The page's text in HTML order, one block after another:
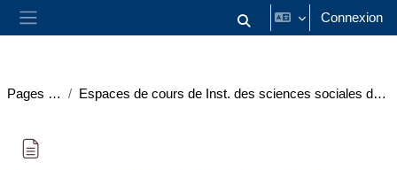
Passer au contenu principal
Panneau latéral Activer/désactiver la saisie
Connexion
Pages du site Espaces de cours de Inst. des sciences sociales du travail (vue arborescence)